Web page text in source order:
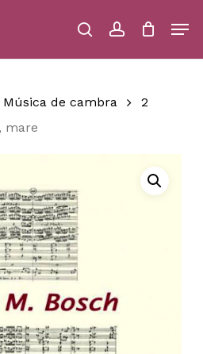
searchaccount
Close
Música de cambra
2
mare
Menu